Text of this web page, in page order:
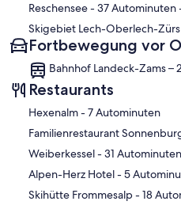
Reschensee- 37 Autominuten
Skigebiet Lech-Oberlech-Zürs
Fortbewegung vor
Bahnhof Landeck-Zams –
Restaurants
‪Hexenalm - ‬7 Autominuten
‪Weiberkessel - ‬31 Autominuten
‪Alpen-Herz Hotel - ‬5
‪Skihütte